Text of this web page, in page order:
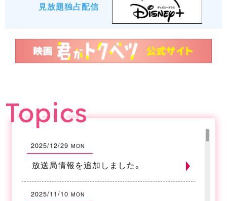
見放題独占配信
Topics
2025/12/29MON
放送局情報を追加しました。
2025/11/10MON